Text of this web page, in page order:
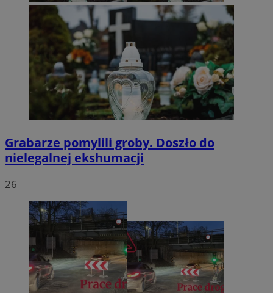
Grabarze pomylili groby. Doszło do
nielegalnej ekshumacji
26